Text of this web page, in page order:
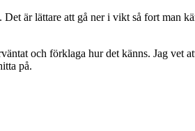
är lättare att gå ner i vikt så fort man
och förklaga hur det känns. Jag vet
på.